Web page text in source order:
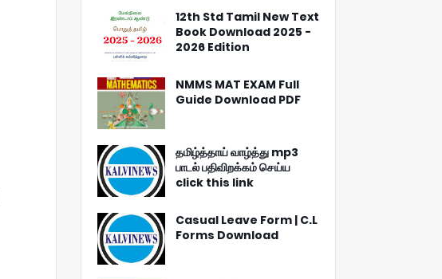
12th Std Tamil New Text
Book Download 2025 -
2026 Edition
NMMS MAT EXAM Full
Guide Download PDF
தமிழ்த்தாய் வாழ்த்து mp3
பாடல் பதிவிறக்கம் செய்ய
click this link
Casual Leave Form | C.L
Forms Download